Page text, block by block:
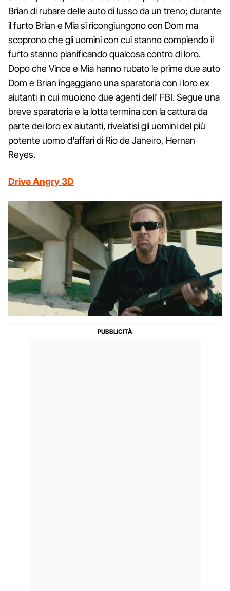
Brian di rubare delle auto di lusso da un treno; durante
il furto Brian e Mia si ricongiungono con Dom ma
scoprono che gli uomini con cui stanno compiendo il
furto stanno pianificando qualcosa contro di loro.
Dopo che Vince e Mia hanno rubato le prime due auto
Dom e Brian ingaggiano una sparatoria con i loro ex
aiutanti in cui muoiono due agenti dell' FBI. Segue una
breve sparatoria e la lotta termina con la cattura da
parte dei loro ex aiutanti, rivelatisi gli uomini del più
potente uomo d'affari di Rio de Janeiro, Hernan
Reyes.
Drive Angry 3D